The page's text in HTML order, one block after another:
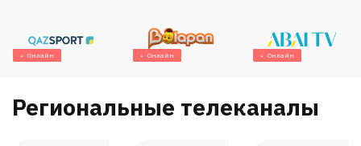
Онлайн Онлайн Онлайн
Региональные телеканалы